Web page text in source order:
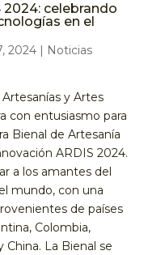
2024: celebrando
en el
2024| Noticias
y Artes
con entusiasmo para
Bienal de Artesanía
ARDIS 2024.
a los amantes del
mundo, con una
de países
Colombia,
China. La Bienal se